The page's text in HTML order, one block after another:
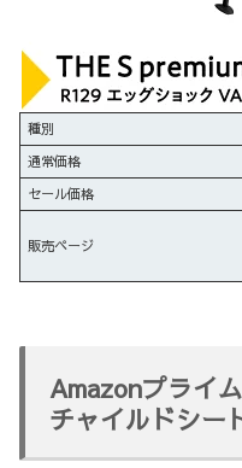
種別
通常価格
セール価格
販売ページ
Amazonプライ
チャイルドシー